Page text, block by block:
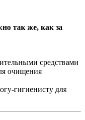
так же, как за
средствами
очищения
гигиенисту для